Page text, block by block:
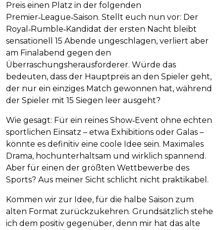
Preis einen Platz in der folgenden
Premier‑League‑Saison. Stellt euch nun vor: Der
Royal‑Rumble‑Kandidat der ersten Nacht bleibt
sensationell 15 Abende ungeschlagen, verliert aber
am Finalabend gegen den
Überraschungsherausforderer. Würde das
bedeuten, dass der Hauptpreis an den Spieler geht,
der nur ein einziges Match gewonnen hat, während
der Spieler mit 15 Siegen leer ausgeht?
Wie gesagt: Für ein reines Show‑Event ohne echten
sportlichen Einsatz – etwa Exhibitions oder Galas –
könnte es definitiv eine coole Idee sein. Maximales
Drama, hochunterhaltsam und wirklich spannend.
Aber für einen der größten Wettbewerbe des
Sports? Aus meiner Sicht schlicht nicht praktikabel.
Kommen wir zur Idee, für die halbe Saison zum
alten Format zurückzukehren. Grundsätzlich stehe
ich dem positiv gegenüber, denn mir hat das alte